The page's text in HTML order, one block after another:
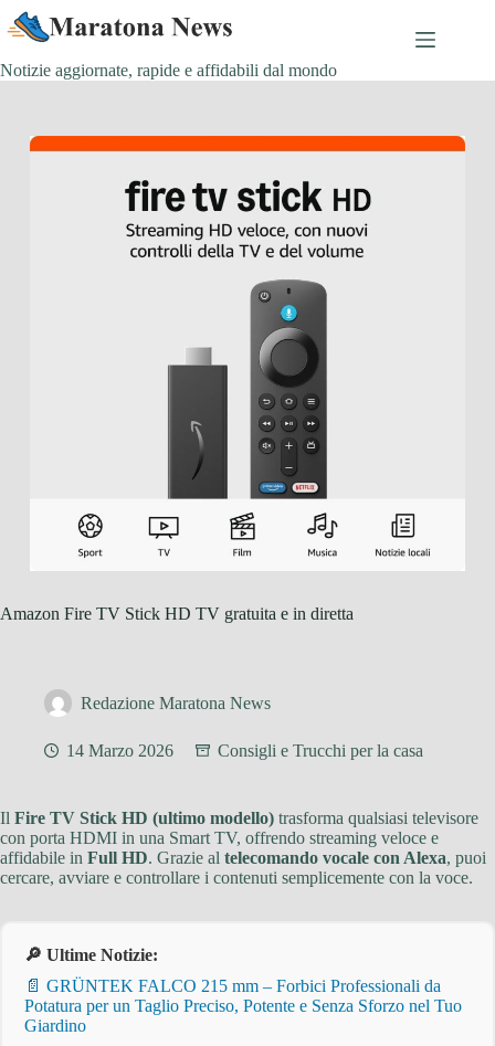
Salta
al
contenuto
Notizie aggiornate, rapide e affidabili dal mondo
Amazon Fire TV Stick HD TV gratuita e in diretta
Redazione Maratona News
14 Marzo 2026 Consigli e Trucchi per la casa
Il Fire TV Stick HD (ultimo modello) trasforma qualsiasi televisore
con porta HDMI in una Smart TV, offrendo streaming veloce e
affidabile in Full HD. Grazie al telecomando vocale con Alexa, puoi
cercare, avviare e controllare i contenuti semplicemente con la voce.
🔎 Ultime Notizie:
📄 GRÜNTEK FALCO 215 mm – Forbici Professionali da
Potatura per un Taglio Preciso, Potente e Senza Sforzo nel Tuo
Giardino